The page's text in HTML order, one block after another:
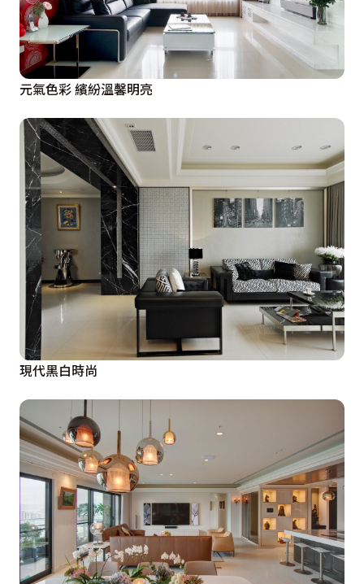
元氣色彩 繽紛溫馨明亮
現代黑白時尚